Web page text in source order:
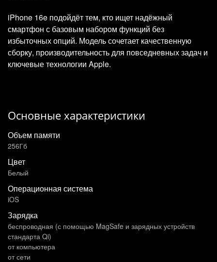
iPhone 16e подойдёт тем, кто ищет надёжный
смартфон с базовым набором функций без
избыточных опций. Модель сочетает качественную
сборку, производительность для повседневных задач и
ключевые технологии Apple.
Основные характеристики
Объем памяти
256Гб
Цвет
Белый
Операционная система
iOS
Зарядка
беспроводная (с помощью MagSafe и зарядных устройств
стандарта Qi)
от компьютера
от сети